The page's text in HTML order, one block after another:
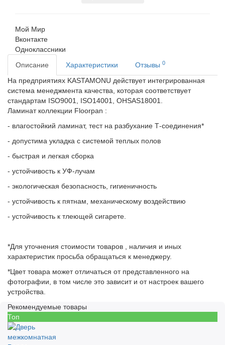
Мой Мир
Вконтакте
Одноклассники
Описание
Характеристики Отзывы 0
На предприятиях KASTAMONU действует интегрированная
система менеджмента качества, которая соответствует
стандартам ISO9001, ISO14001, OHSAS18001.
Ламинат коллекции Floorpan :
- влагостойкий ламинат, тест на разбухание Т-соединения*
- допустима укладка с системой теплых полов
- быстрая и легкая сборка
- устойчивость к УФ-лучам
- экологическая безопасность, гигиеничность
- устойчивость к пятнам, механическому воздействию
- устойчивость к тлеющей сигарете.
*Для уточнения стоимости товаров , наличия и иных
характеристик просьба обращаться к менеджеру.
*Цвет товара может отличаться от представленного на
фотографии, в том числе это зависит и от настроек вашего
устройства.
Рекомендуемые товары
Топ